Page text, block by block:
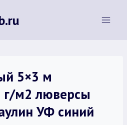
5×3 м
г/м2 люверсы
УФ синий